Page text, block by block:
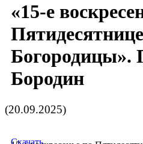
«15-е
Богородицы».
Бородин
(20.09.2025)
Скачать